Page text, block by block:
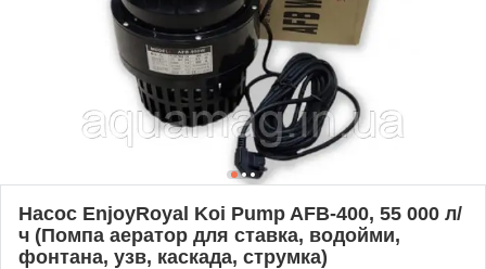
Насос EnjoyRoyal Koi Pump AFB-400, 55 000 л/
ч (Помпа аератор для ставка, водойми,
фонтана, узв, каскада, струмка)